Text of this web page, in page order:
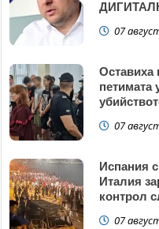
07
Оставиха
петимата
час,07
Испания
Италия
контрол
07